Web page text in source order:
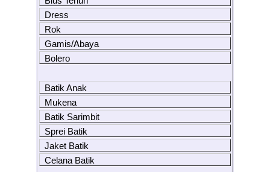
Dress
Rok
Gamis/Abaya
Bolero
Batik Anak
Mukena
Batik Sarimbit
Sprei Batik
Jaket Batik
Celana Batik